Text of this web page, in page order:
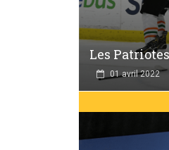
Les
01 avril 2022